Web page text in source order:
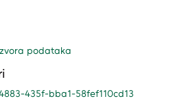
podataka
435f-bba1-58fef110cd13